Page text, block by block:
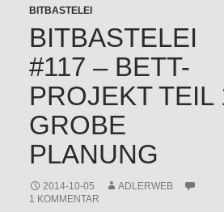
BITBASTELEI
BITBASTELEI
#117 – BETT-
PROJEKT TEIL
GROBE
PLANUNG
2014-10-05
ADLERWEB
1 KOMMENTAR